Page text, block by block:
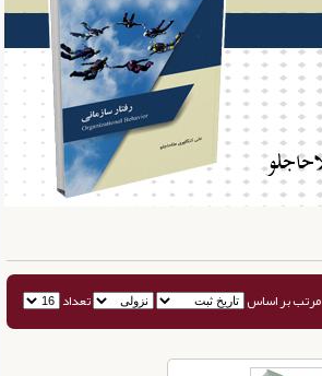
مرتب بر اساس تعداد